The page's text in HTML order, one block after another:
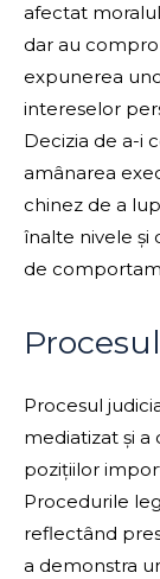
afectat
dar au
expunerea
intereselor
Decizia de a-i
amânarea
chinez de a
înalte nivele și
de
Procesul
mediatizat și
pozițiilor
Procedurile
reflectând
a demonstra